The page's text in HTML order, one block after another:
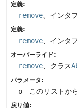
定義:
remove 、インタ
定義:
remove 、インタ
オーバーライド:
remove 、クラス
パラメータ:
o - このリストか
戻り値: